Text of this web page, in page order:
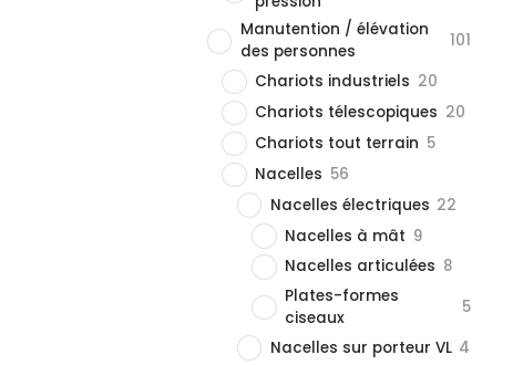
Manutention / élévation
des personnes
101
Chariots industriels 20
Chariots télescopiques 20
Chariots tout terrain 5
Nacelles 56
Nacelles électriques 22
Nacelles à mât 9
Nacelles articulées 8
Plates-formes
ciseaux
5
Nacelles sur porteur VL 4